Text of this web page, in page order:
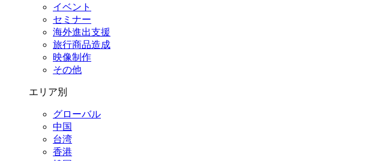
イベント
セミナー
海外進出支援
旅行商品造成
映像制作
その他
エリア別
グローバル
中国
台湾
香港